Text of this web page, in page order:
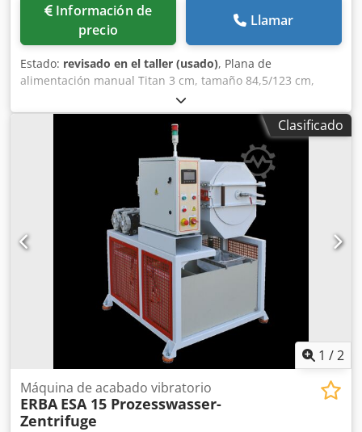
Información de
precio
Llamar
Estado: revisado en el taller (usado), Plana de
alimentación manual Titan 3 cm, tamaño 84,5/123 cm,
marco autocentrante, embrague de activación neumático,
placa Picard de 5 mm, contador, 3 modos de trabajo:
simple, continuo, temporizado, todas las medidas de
seguridad, conforme a CE. Máquina revisada. Chsdpfx
Clasificado
1 /2
Máquina de acabado vibratorio
ERBA ESA 15 Prozesswasser-
Zentrifuge